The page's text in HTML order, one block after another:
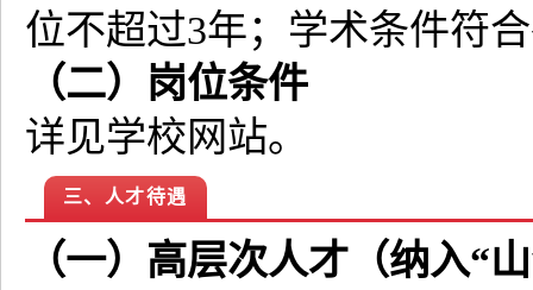
位不超过3年；学术条件符
（二）岗位条件
详见学校网站。
三、人才待遇
（一）高层次人才（纳入“